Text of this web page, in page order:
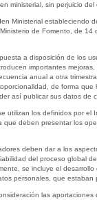
ministerial, sin perjuicio
Ministerial estableciendo
de Fomento, de
a disposición de los
importantes
anual a otra
de forma
así publicar sus datos de
utilizan los definidos por
deben presentar los
deben dar a los
del proceso global
se incluye el
personales, que estaban
las